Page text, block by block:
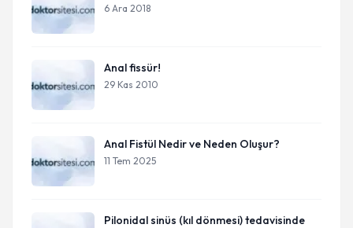
6 Ara 2018
Anal fissür!
29 Kas 2010
Anal Fistül Nedir ve Neden Oluşur?
11 Tem 2025
Pilonidal sinüs (kıl dönmesi) tedavisinde